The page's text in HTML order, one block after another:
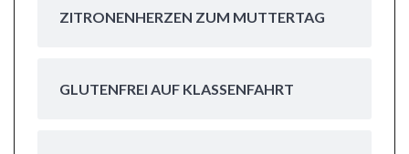
ZITRONENHERZEN ZUM MUTTERTAG
GLUTENFREI AUF KLASSENFAHRT